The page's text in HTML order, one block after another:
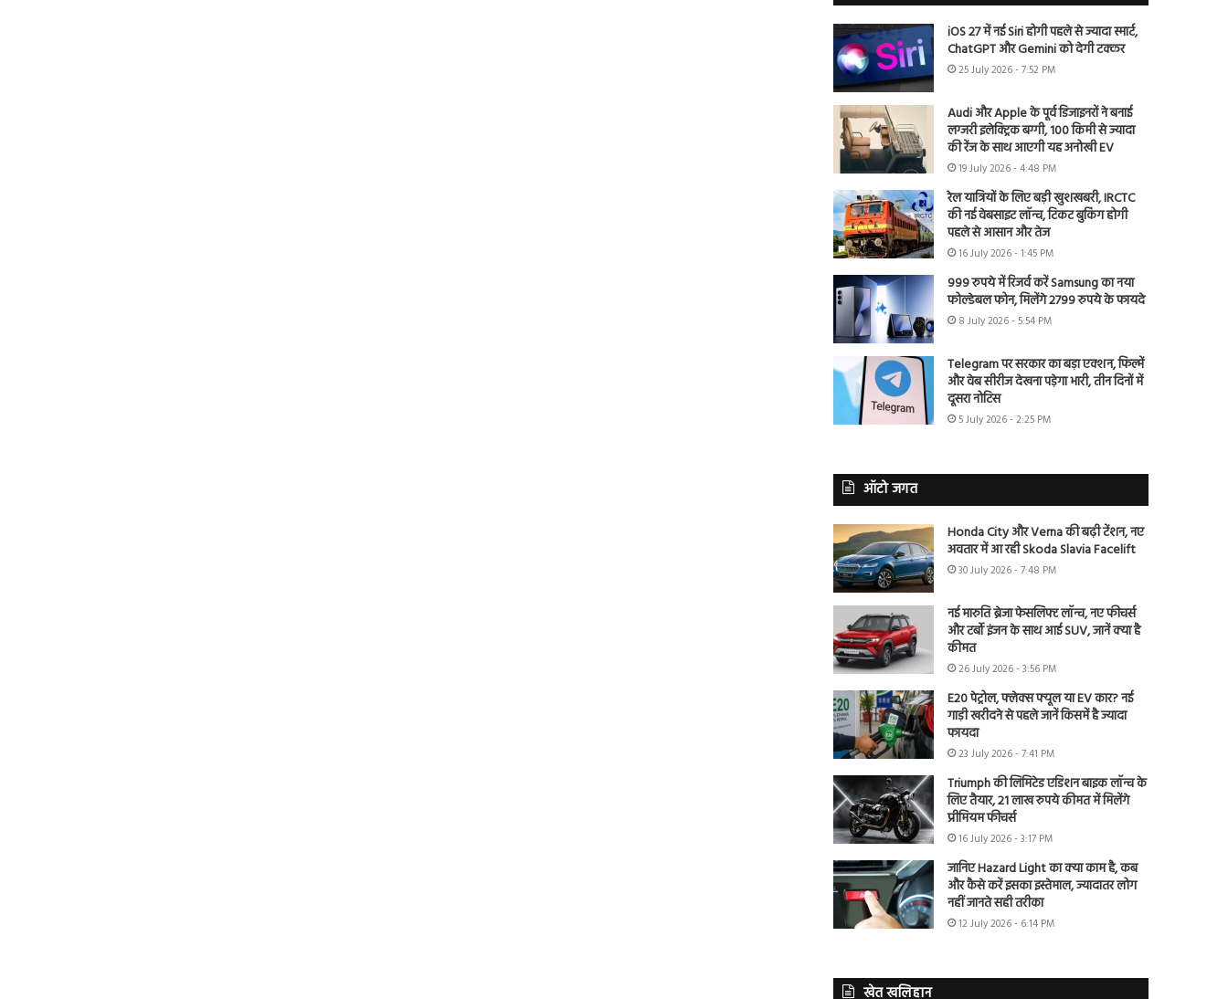
iOS 27 में नई Siri होगी पहले से ज्यादा स्मार्ट,
ChatGPT और Gemini को देगी टक्कर
25 July 2026 - 7:52 PM
Audi और Apple के पूर्व डिजाइनरों ने बनाई
लग्जरी इलेक्ट्रिक बग्गी, 100 किमी से ज्यादा
की रेंज के साथ आएगी यह अनोखी EV
19 July 2026 - 4:48 PM
रेल यात्रियों के लिए बड़ी खुशखबरी, IRCTC
की नई वेबसाइट लॉन्च, टिकट बुकिंग होगी
पहले से आसान और तेज
16 July 2026 - 1:45 PM
999 रुपये में रिजर्व करें Samsung का नया
फोल्डेबल फोन, मिलेंगे 2799 रुपये के फायदे
8 July 2026 - 5:54 PM
Telegram पर सरकार का बड़ा एक्शन, फिल्में
और वेब सीरीज देखना पड़ेगा भारी, तीन दिनों में
दूसरा नोटिस
5 July 2026 - 2:25 PM
ऑटो जगत
Honda City और Verna की बढ़ी टेंशन, नए
अवतार में आ रही Skoda Slavia Facelift
30 July 2026 - 7:48 PM
नई मारुति ब्रेजा फेसलिफ्ट लॉन्च, नए फीचर्स
और टर्बो इंजन के साथ आई SUV, जानें क्या है
कीमत
26 July 2026 - 3:56 PM
E20 पेट्रोल, फ्लेक्स फ्यूल या EV कार? नई
गाड़ी खरीदने से पहले जानें किसमें है ज्यादा
फायदा
23 July 2026 - 7:41 PM
Triumph की लिमिटेड एडिशन बाइक लॉन्च के
लिए तैयार, 21 लाख रुपये कीमत में मिलेंगे
प्रीमियम फीचर्स
16 July 2026 - 3:17 PM
जानिए Hazard Light का क्या काम है, कब
और कैसे करें इसका इस्तेमाल, ज्यादातर लोग
नहीं जानते सही तरीका
12 July 2026 - 6:14 PM
खेत खलिहान